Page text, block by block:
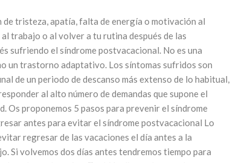
de tristeza, apatía, falta de energía o motivación al
trabajo o al volver a tu rutina después de las
sufriendo el síndrome postvacacional. No es una
un trastorno adaptativo. Los síntomas sufridos son
de un periodo de descanso más extenso de lo habitual,
al alto número de demandas que supone el
Os proponemos 5 pasos para prevenir el síndrome
antes para evitar el síndrome postvacacional Lo
regresar de las vacaciones el día antes a la
Si volvemos dos días antes tendremos tiempo para